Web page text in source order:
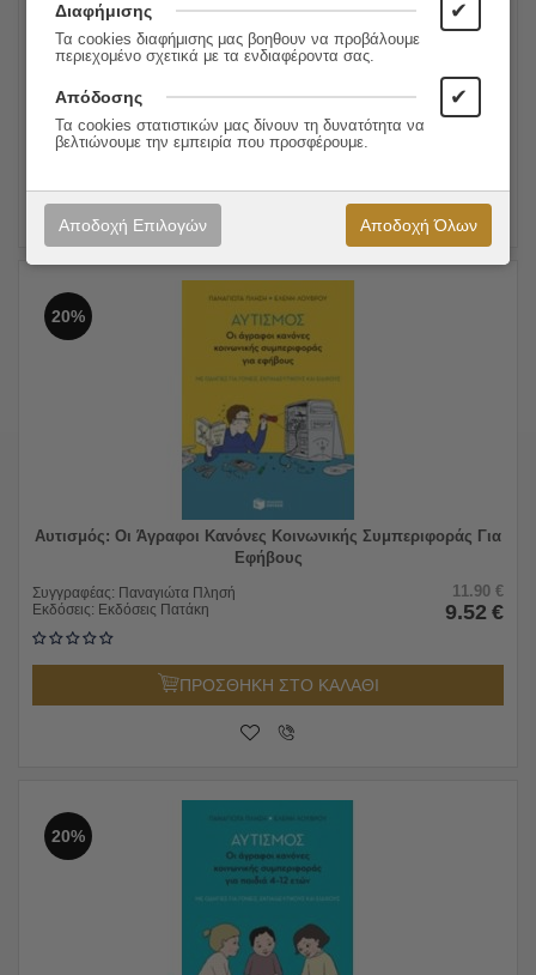
Νευρο-φυλές
Εκδόσεις:Ποταμός 30.40
20%
Αυτισμός: Οι Άγραφοι Κανόνες Κοινωνικής Συμπεριφοράς Για
Εφήβους
Συγγραφέας: Παναγιώτα Πλησή
Εκδόσεις: Εκδόσεις Πατάκη
11.90 €
9.52 €
ΠΡΟΣΘΗΚΗ ΣΤΟ ΚΑΛΑΘΙ
20%
Διαφήμισης ✔
Τα cookies διαφήμισης μας βοηθουν να προβάλουμε
περιεχομένο σχετικά με τα ενδιαφέροντα σας.
Απόδοσης ✔
Τα cookies στατιστικών μας δίνουν τη δυνατότητα να
βελτιώνουμε την εμπειρία που προσφέρουμε.
Αποδοχή Επιλογών Αποδοχή Όλων